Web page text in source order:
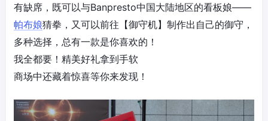
有缺席，既可以与Banpresto中国大陆地区的看板娘——
帕布娘猜拳，又可以前往【御守机】制作出自己的御守，
多种选择，总有一款是你喜欢的！
我全都要！精美好礼拿到手软
商场中还藏着惊喜等你来发现！